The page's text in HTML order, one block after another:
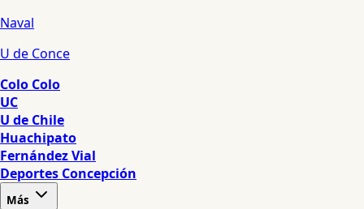
Naval
U de Conce
Colo Colo
UC
U de Chile
Huachipato
Fernández Vial
Deportes Concepción
Más